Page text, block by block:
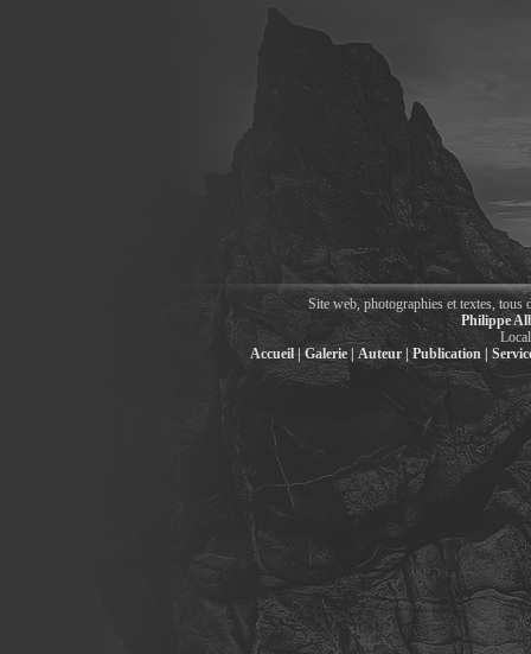
Site web, photographies et textes, tous
Philippe
Accueil | Galerie | Auteur | Publication |